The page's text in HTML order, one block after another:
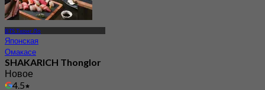
BTS Тхонг Ло
Японская
Омакасе
SHAKARICH Thonglor
Новое
4.5